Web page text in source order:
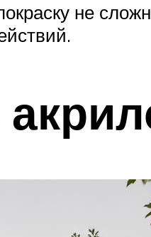
не